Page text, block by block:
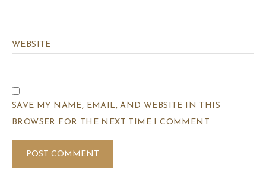
WEBSITE
SAVE MY NAME, EMAIL, AND WEBSITE IN THIS
BROWSER FOR THE NEXT TIME I COMMENT.